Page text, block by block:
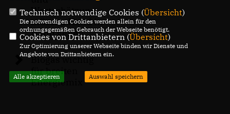
Wertschätzung
müssen Hand in
Hand gehen
Biogas wichtig
für breiten
Energiemix
Technisch notwendige Cookies (Übersicht)
Die notwendigen Cookies werden allein für den
ordnungsgemäßen Gebrauch der Webseite benötigt.
Cookies von Drittanbietern (Übersicht)
Zur Optimierung unserer Webseite binden wir Dienste und
Angebote von Drittanbietern ein.
Alle akzeptieren Auswahl speichern